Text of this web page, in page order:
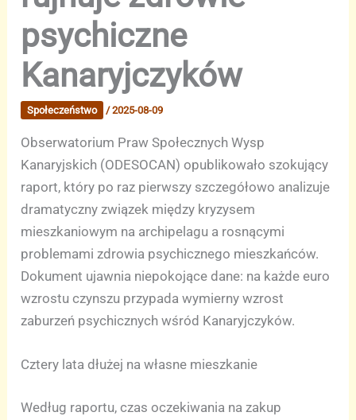
psychiczne
Kanaryjczyków
Społeczeństwo /2025-08-09
Obserwatorium Praw Społecznych Wysp
Kanaryjskich (ODESOCAN) opublikowało szokujący
raport, który po raz pierwszy szczegółowo analizuje
dramatyczny związek między kryzysem
mieszkaniowym na archipelagu a rosnącymi
problemami zdrowia psychicznego mieszkańców.
Dokument ujawnia niepokojące dane: na każde euro
wzrostu czynszu przypada wymierny wzrost
zaburzeń psychicznych wśród Kanaryjczyków.
Cztery lata dłużej na własne mieszkanie
Według raportu, czas oczekiwania na zakup